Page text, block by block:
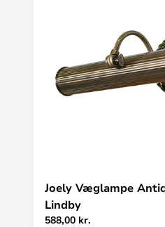
Joely Væglampe
Lindby
588,00 kr.